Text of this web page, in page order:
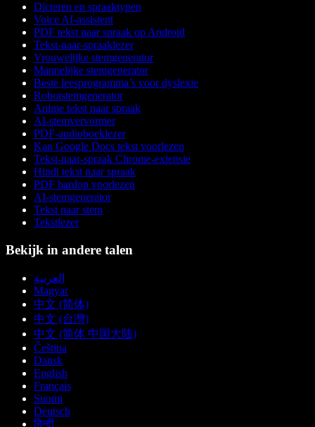
Dicteren en spraaktypen
Voice AI-assistent
PDF tekst naar spraak op Android
Tekst-naar-spraaklezer
Vrouwelijke stemgenerator
Mannelijke stemgenerator
Beste leesprogramma’s voor dyslexie
Robotstemgenerator
Anime tekst naar spraak
AI-stemvervormer
PDF-audioboeklezer
Kan Google Docs tekst voorlezen
Tekst-naar-spraak Chrome-extensie
Hindi tekst naar spraak
PDF hardop voorlezen
AI-stemgenerator
Tekst naar stem
Tekstlezer
Bekijk in andere talen
العربية
Magyar
中文 (简体)
中文 (台灣)
中文 (简体 中国大陆)
Čeština
Dansk
English
Français
Suomi
Deutsch
हिन्दी